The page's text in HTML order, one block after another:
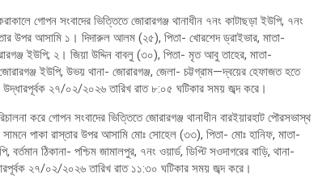
গোপন সংবাদের ভিত্তিতে জোরারগঞ্জ থানাধীন ৭নং কাটাছড়া ইউপি, ৭নং
উপর আসামি ১। দিদারুল আলম (২৫), পিতা- খোরশেদ ড্রাইভার, মাতা-
ইউপি; ২। জিয়া উদ্দিন বাবলু (৩০), পিতা- মৃত আবু তাহের, মাতা-
ইউপি, উভয় থানা- জোরারগঞ্জ, জেলা- চট্টগ্রাম—দ্বয়ের হেফাজত হতে
২৭/০২/২০২৬ তারিখ রাত ৮:০৫ ঘটিকার সময় জব্দ করে।
করে গোপন সংবাদের ভিত্তিতে জোরারগঞ্জ থানাধীন বারইয়ারহাট পৌরসভাস্থ
পাকা রাস্তার উপর আসামি মোঃ সোহেল (৩৩), পিতা- মোঃ হানিফ, মাতা-
ঠিকানা- পশ্চিম জামালপুর, ৭নং ওয়ার্ড, ডিপ্টি সওদাগরের বাড়ি, থানা-
২৭/০২/২০২৬ তারিখ রাত ১১:৩০ ঘটিকার সময় জব্দ করে।